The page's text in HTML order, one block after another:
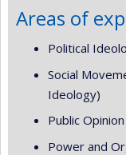
Areas of
Political
Social
Ideology)
Public Opinion
Power and